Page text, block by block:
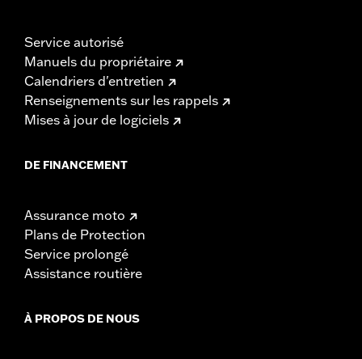
Service autorisé
Manuels du propriétaire
Calendriers d'entretien
Renseignements sur les rappels
Mises à jour de logiciels
DE FINANCEMENT
Assurance moto
Plans de Protection
Service prolongé
Assistance routière
À PROPOS DE NOUS